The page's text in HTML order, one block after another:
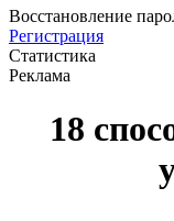
Восстановление
Регистрация
Статистика
Реклама
18